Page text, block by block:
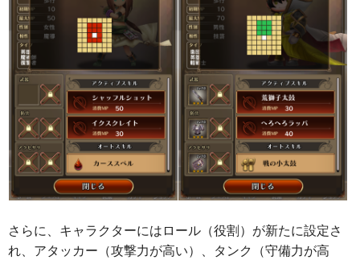
さらに、キャラクターにはロール（役割）が新たに設定さ
れ、アタッカー（攻撃力が高い）、タンク（守備力が高